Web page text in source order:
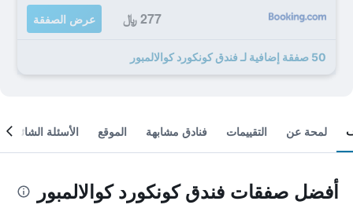
277 ﷼ عرض الصفقة
50 صفقة إضافية لـ فندق كونكورد كوالالمبور
لمحة عن التقييمات فنادق مشابهة الموقع الأسئلة الشائعة
أفضل صفقات فندق كونكورد كوالالمبور